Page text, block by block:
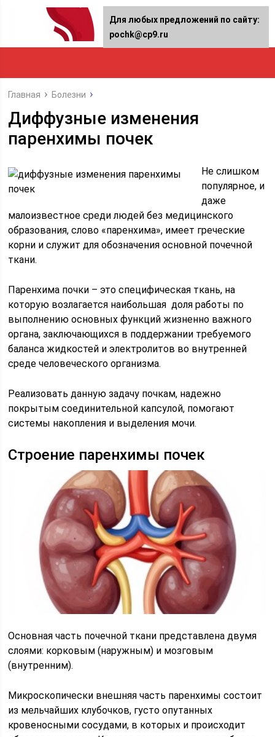
Главная Болезни
Диффузные изменения
паренхимы почек
Не слишком
популярное, и
даже
малоизвестное среди людей без медицинского
образования, слово «паренхима», имеет греческие
корни и служит для обозначения основной почечной
ткани.
Паренхима почки – это специфическая ткань, на
которую возлагается наибольшая доля работы по
выполнению основных функций жизненно важного
органа, заключающихся в поддержании требуемого
баланса жидкостей и электролитов во внутренней
среде человеческого организма.
Реализовать данную задачу почкам, надежно
покрытым соединительной капсулой, помогают
системы накопления и выделения мочи.
Строение паренхимы почек
Основная часть почечной ткани представлена двумя
слоями: корковым (наружным) и мозговым
(внутренним).
Микроскопически внешняя часть паренхимы состоит
из мельчайших клубочков, густо опутанных
кровеносными сосудами, в которых и происходит
Для любых предложений по сайту:
pochk@cp9.ru